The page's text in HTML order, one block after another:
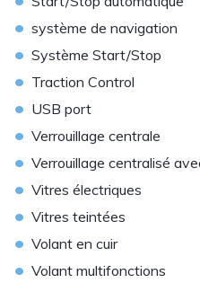
• système de navigation
• Système Start/Stop
• Traction Control
• USB port
• Verrouillage centrale
• Verrouillage centralisé
• Vitres électriques
• Vitres teintées
• Volant en cuir
• Volant multifonctions